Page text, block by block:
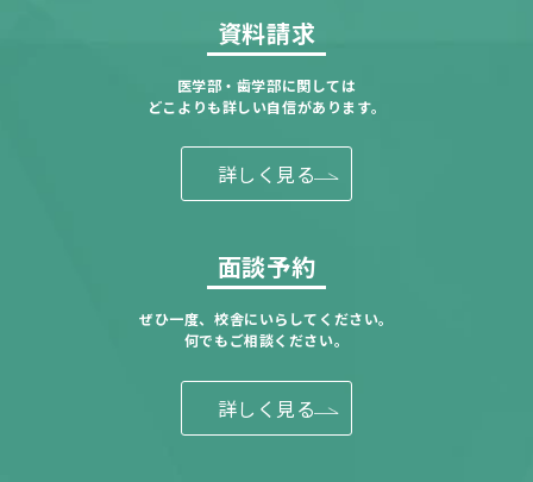
資料請求
医学部・歯学部に関しては
どこよりも詳しい自信があります。
詳しく見る
面談予約
ぜひ一度、校舎にいらしてください。
何でもご相談ください。
詳しく見る